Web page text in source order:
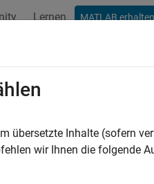
Lernen MATLAB erhalten
übersetzte Inhalte (sofern
wir Ihnen die folgende